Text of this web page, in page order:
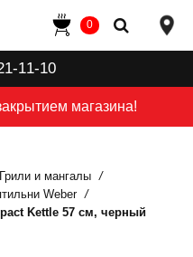
магазина!
11-10
0
Грили и мангалы
Weber
Kettle 57 см, черный